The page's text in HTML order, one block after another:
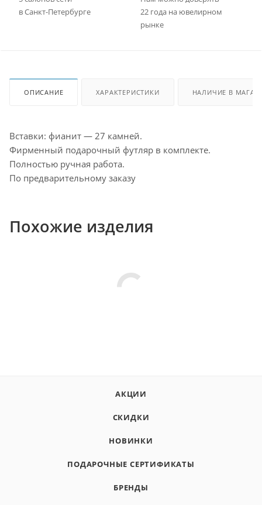
в Санкт-Петербурге
22 года на ювелирном
рынке
ОПИСАНИЕ ХАРАКТЕРИСТИКИ НАЛИЧИЕ В
Вставки: фианит — 27 камней.
Фирменный подарочный футляр в комплекте.
Полностью ручная работа.
По предварительному заказу
Похожие изделия
АКЦИИ
СКИДКИ
НОВИНКИ
ПОДАРОЧНЫЕ СЕРТИФИКАТЫ
БРЕНДЫ